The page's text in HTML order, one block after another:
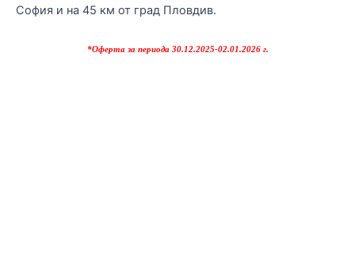
София и на 45 км от град Пловдив.
*Оферта за периода 30.12.2025-02.01.2026 г.